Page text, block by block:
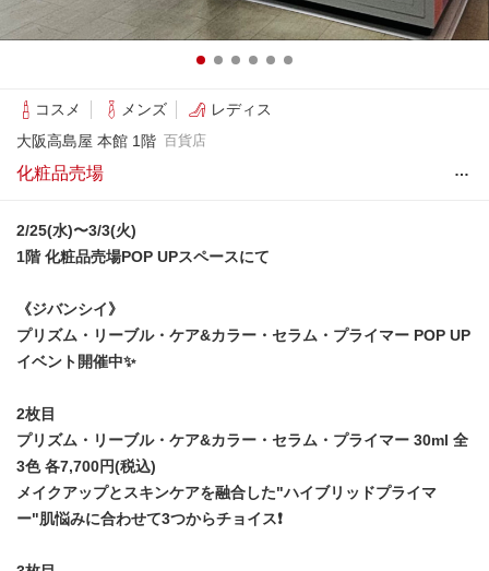
コスメ メンズ
レディス
大阪高島屋 本館 1階 百貨店
化粧品売場 …
2/25(水)〜3/3(火)
1階 化粧品売場POP UPスペースにて
《ジバンシイ》
プリズム・リーブル・ケア&カラー・セラム・プライマー POP UP
イベント開催中✨
2枚目
プリズム・リーブル・ケア&カラー・セラム・プライマー 30ml 全
3色 各7,700円(税込)
メイクアップとスキンケアを融合した"ハイブリッドプライマ
ー"肌悩みに合わせて3つからチョイス❗️